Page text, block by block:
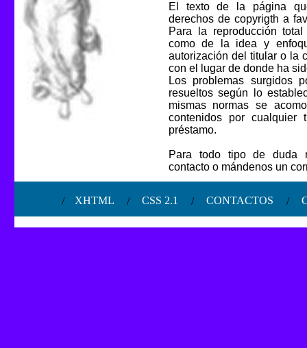
El texto de la página
derechos de copyrigth a
Para la reproducción
como de la idea y
autorización del titular o la
con el lugar de donde ha
Los problemas surgidos
resueltos según lo
mismas normas se
contenidos por
préstamo.
Para todo tipo de duda
contacto o mándenos un
/ XHTML / CSS 2.1 / CONTACTOS /